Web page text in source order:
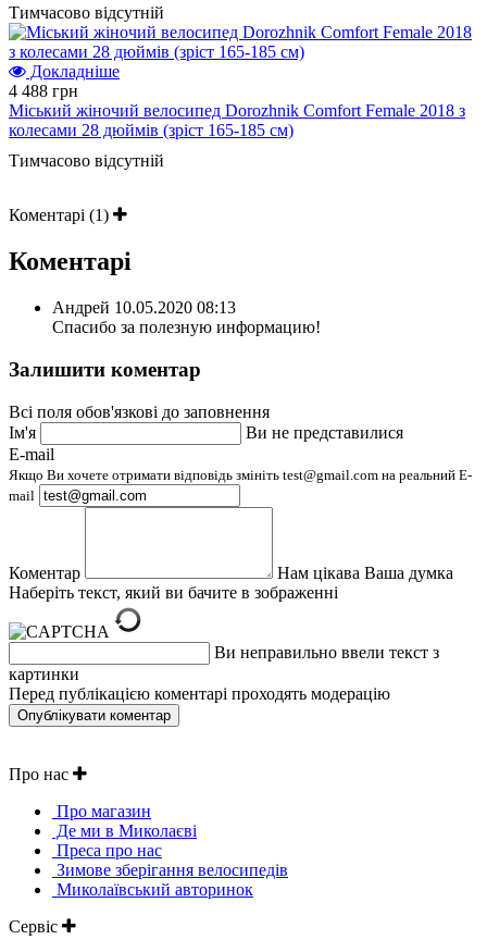
Тимчасово відсутній
Докладніше
4 488 грн
Міський жіночий велосипед Dorozhnik Comfort Female 2018 з
колесами 28 дюймів (зріст 165-185 см)
Тимчасово відсутній
Коментарі (1)
Коментарі
Андрей 10.05.2020 08:13
Спасибо за полезную информацию!
Залишити коментар
Всі поля обов'язкові до заповнення
Ім'я
Ви не представилися
E-mail
Якщо Ви хочете отримати відповідь змініть test@gmail.com на реальний E-
mail
Коментар
Нам цікава Ваша думка
Наберіть текст, який ви бачите в зображенні
Ви неправильно ввели текст з
картинки
Перед публікацією коментарі проходять модерацію
Про нас
Про магазин
Де ми в Миколаєві
Преса про нас
Зимове зберігання велосипедів
Миколаївський авторинок
Сервіс